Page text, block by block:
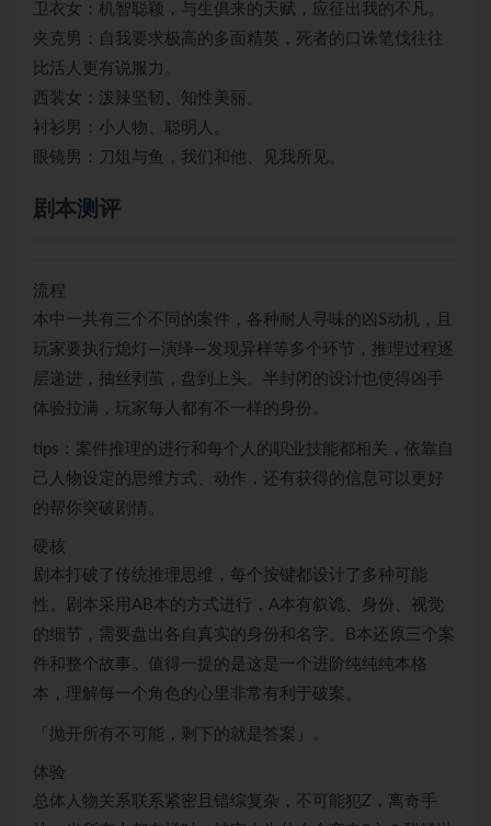
卫衣女：机智聪颖，与生俱来的天赋，应征出我的不凡。
夹克男：自我要求极高的多面精英，死者的口诛笔伐往往
比活人更有说服力。
西装女：泼辣坚韧、知性美丽。
衬衫男：小人物、聪明人。
眼镜男：刀俎与鱼，我们和他、见我所见。
剧本测评
流程
本中一共有三个不同的案件，各种耐人寻味的凶S动机，且
玩家要执行熄灯—演绎—发现异样等多个环节，推理过程逐
层递进，抽丝剥茧，盘到上头。半封闭的设计也使得凶手
体验拉满，玩家每人都有不一样的身份。
tips：案件推理的进行和每个人的职业技能都相关，依靠自
己人物设定的思维方式、动作，还有获得的信息可以更好
的帮你突破剧情。
硬核
剧本打破了传统推理思维，每个按键都设计了多种可能
性。剧本采用AB本的方式进行，A本有叙诡、身份、视觉
的细节，需要盘出各自真实的身份和名字。B本还原三个案
件和整个故事。值得一提的是这是一个进阶纯纯纯本格
本，理解每一个角色的心里非常有利于破案。
「抛开所有不可能，剩下的就是答案」。
体验
总体人物关系联系紧密且错综复杂，不可能犯Z，离奇手